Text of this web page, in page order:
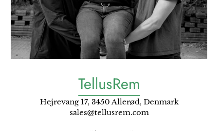
TellusRem
Hejrevang 17, 3450 Allerød, Denmark
sales@tellusrem.com